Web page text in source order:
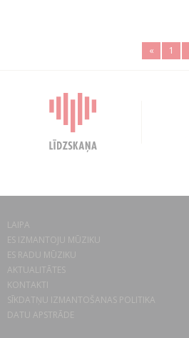
« 1
LAIPA
ES IZMANTOJU MŪZIKU
ES RADU MŪZIKU
AKTUALITĀTES
KONTAKTI
SĪKDATŅU IZMANTOŠANAS POLITIKA
DATU APSTRĀDE